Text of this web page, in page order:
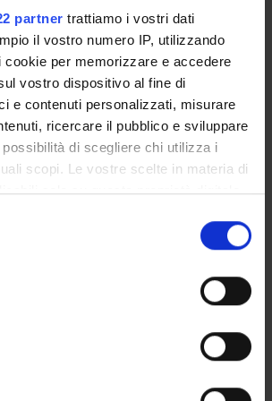
partner trattiamo i vostri dati
il vostro numero IP, utilizzando
cookie per memorizzare e accedere
vostro dispositivo al fine di
e contenuti personalizzati, misurare
ricercare il pubblico e sviluppare
di scegliere chi utilizza i
scopi. Le vostre scelte in materia di
solo su questa proprietà digitale
il proprio consenso in qualsiasi
sui cookie o facendo clic
informazioni sulla tua posizione
un'approssimazione di qualche
DI SERVIZIO
STUDENTI
DIPARTIMENTO